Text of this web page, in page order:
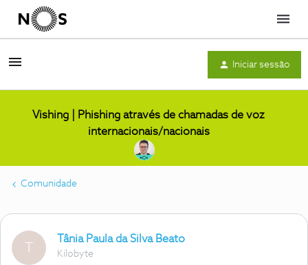
Menu
Iniciar sessão
Vishing | Phishing através de chamadas de voz
internacionais/nacionais
Comunidade
Tânia Paula da Silva Beato
Kilobyte